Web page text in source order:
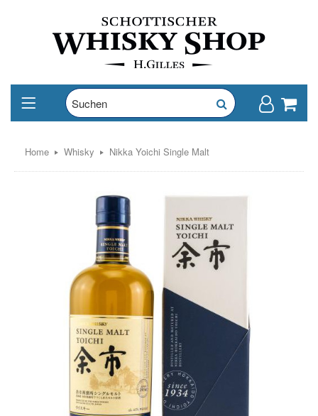
Home Whisky Nikka Yoichi Single Malt